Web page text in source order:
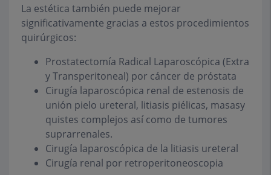
La estética también puede mejorar
significativamente gracias a estos procedimientos
quirúrgicos:
Prostatectomía Radical Laparoscópica (Extra
y Transperitoneal) por cáncer de próstata
Cirugía laparoscópica renal de estenosis de
unión pielo ureteral, litiasis piélicas, masasy
quistes complejos así como de tumores
suprarrenales.
Cirugía laparoscópica de la litiasis ureteral
Cirugía renal por retroperitoneoscopia